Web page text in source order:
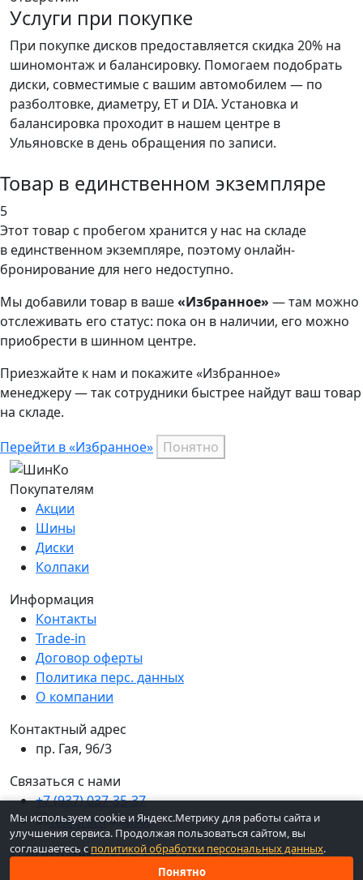
Услуги при покупке
При покупке дисков предоставляется скидка 20% на
шиномонтаж и балансировку. Помогаем подобрать
диски, совместимые с вашим автомобилем — по
разболтовке, диаметру, ET и DIA. Установка и
балансировка проходит в нашем центре в
Ульяновске в день обращения по записи.
Товар в единственном экземпляре
5
Этот товар с пробегом хранится у нас на складе
в единственном экземпляре, поэтому онлайн-
бронирование для него недоступно.
Мы добавили товар в ваше«Избранное» — там можно
отслеживать его статус: пока он в наличии, его можно
приобрести в шинном центре.
Приезжайте к нам и покажите «Избранное»
менеджеру — так сотрудники быстрее найдут ваш товар
на складе.
Перейти в «Избранное» Понятно
Покупателям
Акции
Шины
Диски
Колпаки
Информация
Контакты
Trade-in
Договор оферты
Политика перс. данных
О компании
Контактный адрес
пр. Гая, 96/3
Связаться с нами
+7 (937) 037-35-37
© 2026 ШинКо Всё в 1. Все права защищены.
Мы используем cookie и Яндекс.Метрику для работы сайта и
улучшения сервиса. Продолжая пользоваться сайтом, вы
соглашаетесь с политикой обработки персональных данных.
Понятно